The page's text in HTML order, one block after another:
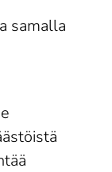
samalla